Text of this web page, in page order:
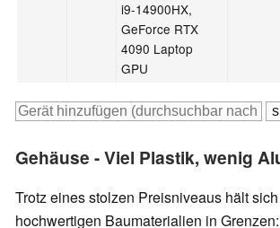
i9-14900HX,
GeForce RTX
4090 Laptop
GPU
Gehäuse - Viel Plastik, wenig
Trotz eines stolzen Preisniveaus hält
hochwertigen Baumaterialien in